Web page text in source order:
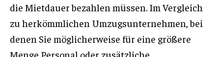
die Mietdauer bezahlen müssen. Im Vergleich
zu herkömmlichen Umzugsunternehmen, bei
denen Sie möglicherweise für eine größere
Menge Personal oder zusätzliche